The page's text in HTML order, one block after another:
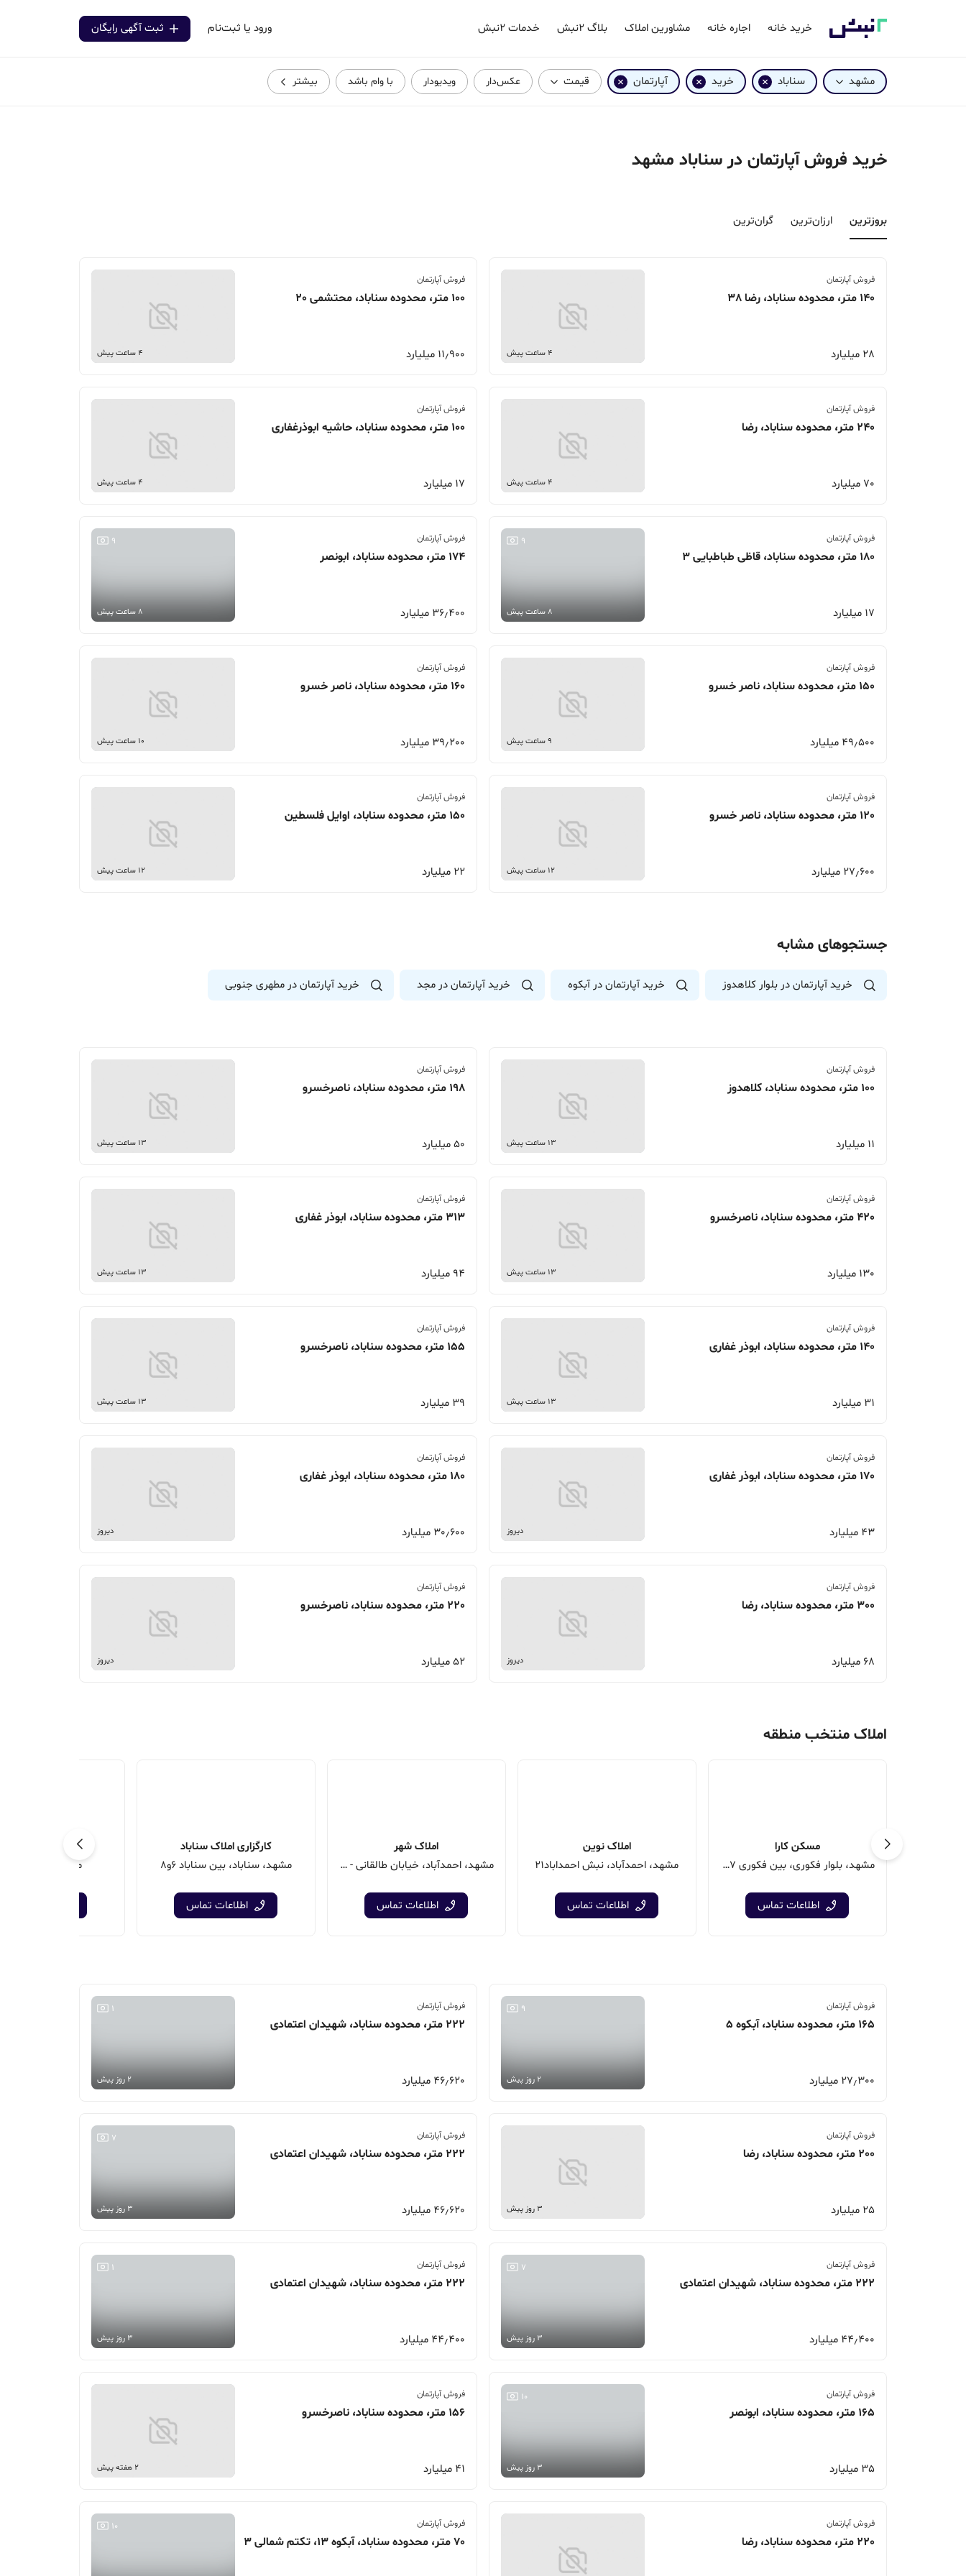
خرید خانه اجاره خانه مشاورین املاک بلاگ ۲نبش خدمات ۲نبش ورود یا ثبت‌نام ثبت آگهی رایگان
مشهد سناباد خرید آپارتمان قیمت عکس‌دار ویدیودار با وام باشد بیشتر
خرید فروش آپارتمان در سناباد مشهد
بروزترین‌ ارزان‌ترین گران‌ترین
فروش آپارتمان
140 متر، محدوده سناباد، رضا 38
28 میلیارد 4 ساعت پیش
فروش آپارتمان
100 متر، محدوده سناباد، محتشمی 20
11٫900 میلیارد 4 ساعت پیش
فروش آپارتمان
240 متر، محدوده سناباد، رضا
70 میلیارد 4 ساعت پیش
فروش آپارتمان
100 متر، محدوده سناباد، حاشیه ابوذرغفاری
17 میلیارد 4 ساعت پیش
فروش آپارتمان
180 متر، محدوده سناباد، قاظی طباطبایی 3
17 میلیارد
9
8 ساعت پیش
فروش آپارتمان
174 متر، محدوده سناباد، ابونصر
36٫400 میلیارد
9
8 ساعت پیش
فروش آپارتمان
150 متر، محدوده سناباد، ناصر خسرو
49٫500 میلیارد 9 ساعت پیش
فروش آپارتمان
160 متر، محدوده سناباد، ناصر خسرو
39٫200 میلیارد 10 ساعت پیش
فروش آپارتمان
120 متر، محدوده سناباد، ناصر خسرو
27٫600 میلیارد 12 ساعت پیش
فروش آپارتمان
150 متر، محدوده سناباد، اوایل فلسطین
22 میلیارد 12 ساعت پیش
جستجوهای مشابه
خرید آپارتمان در بلوار کلاهدوز خرید آپارتمان در آبکوه خرید آپارتمان در مجد خرید آپارتمان در مطهری جنوبی
فروش آپارتمان
100 متر، محدوده سناباد، کلاهدوز
11 میلیارد 13 ساعت پیش
فروش آپارتمان
198 متر، محدوده سناباد، ناصرخسرو
50 میلیارد 13 ساعت پیش
فروش آپارتمان
420 متر، محدوده سناباد، ناصرخسرو
130 میلیارد 13 ساعت پیش
فروش آپارتمان
313 متر، محدوده سناباد، ابوذر غفاری
94 میلیارد 13 ساعت پیش
فروش آپارتمان
140 متر، محدوده سناباد، ابوذر غفاری
31 میلیارد 13 ساعت پیش
فروش آپارتمان
155 متر، محدوده سناباد، ناصرخسرو
39 میلیارد 13 ساعت پیش
فروش آپارتمان
170 متر، محدوده سناباد، ابوذر غفاری
43 میلیارد دیروز
فروش آپارتمان
180 متر، محدوده سناباد، ابوذر غفاری
30٫600 میلیارد دیروز
فروش آپارتمان
300 متر، محدوده سناباد، رضا
68 میلیارد دیروز
فروش آپارتمان
220 متر، محدوده سناباد، ناصرخسرو
52 میلیارد دیروز
املاک منتخب منطقه
مسکن کارا
مشهد، بلوار فکوری، بین فکوری 17 و 19
اطلاعات تماس
املاک نوین
مشهد، احمدآباد، نبش احمداباد21
اطلاعات تماس
املاک شهر
مشهد، احمدآباد، خیابان طالقانی - بین طالقانی 26 و28
اطلاعات تماس
کارگزاری املاک سناباد
مشهد، سناباد، بین سناباد 6و8
اطلاعات تماس
مشاورین املاک
مشهد، صاحب
فروش آپارتمان
165 متر، محدوده سناباد، آبکوه 5
27٫300 میلیارد
9
2 روز پیش
فروش آپارتمان
222 متر، محدوده سناباد، شهیدان اعتمادی
46٫620 میلیارد
1
2 روز پیش
فروش آپارتمان
200 متر، محدوده سناباد، رضا
25 میلیارد 3 روز پیش
فروش آپارتمان
222 متر، محدوده سناباد، شهیدان اعتمادی
46٫620 میلیارد
7
3 روز پیش
فروش آپارتمان
222 متر، محدوده سناباد، شهیدان اعتمادی
44٫400 میلیارد
7
3 روز پیش
فروش آپارتمان
222 متر، محدوده سناباد، شهیدان اعتمادی
44٫400 میلیارد
1
3 روز پیش
فروش آپارتمان
165 متر، محدوده سناباد، ابونصر
35 میلیارد
10
3 روز پیش
فروش آپارتمان
156 متر، محدوده سناباد، ناصرخسرو
41 میلیارد 2 هفته پیش
فروش آپارتمان
220 متر، محدوده سناباد، رضا
فروش آپارتمان
70 متر، محدوده سناباد، آبکوه 13، تکتم شمالی 3
10